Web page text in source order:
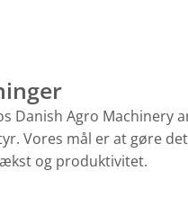
Danish Agro Machinery
Vores mål er at gøre
og produktivitet.